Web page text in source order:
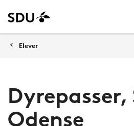
Elever
Dyrepasser,
Odense